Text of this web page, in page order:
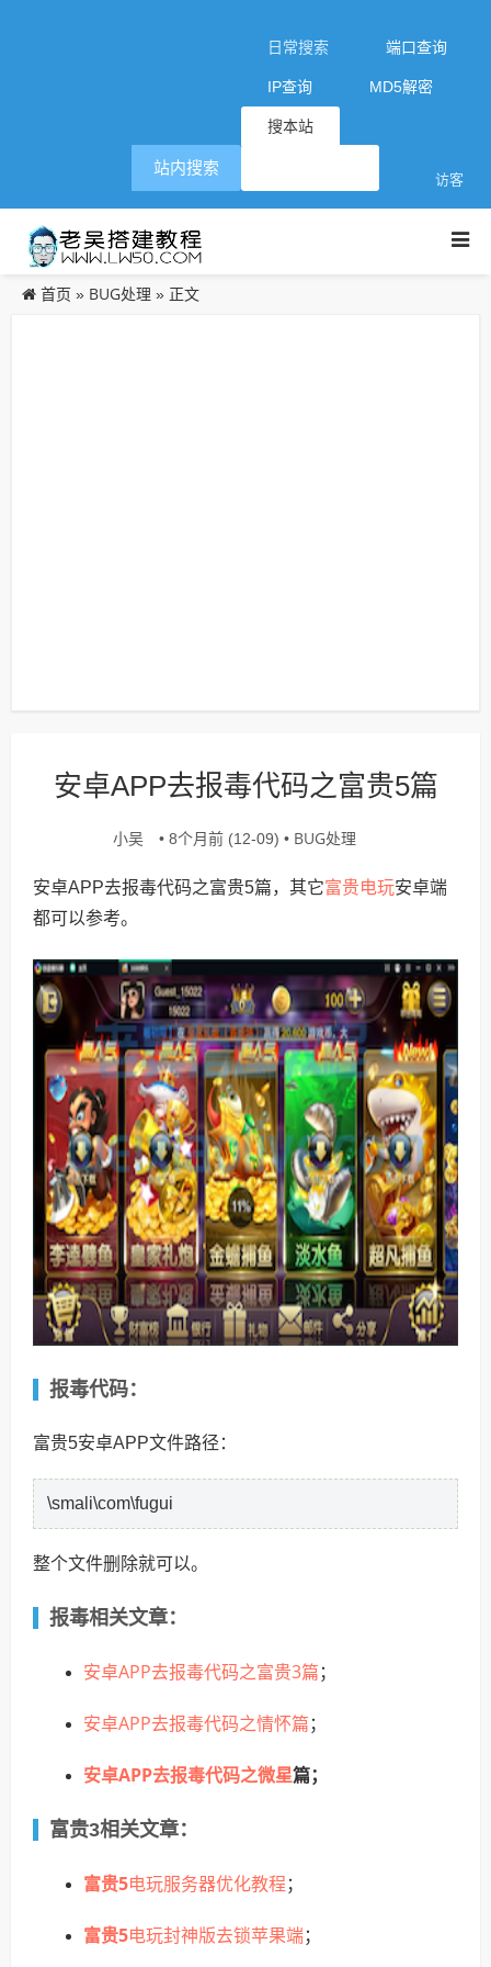
日常搜索 端口查询
IP查询 MD5解密
搜本站
访客
站内搜索
首页 » BUG处理 » 正文
安卓APP去报毒代码之富贵5篇
小吴 • 8个月前 (12-09) • BUG处理
安卓APP去报毒代码之富贵5篇，其它富贵电玩安卓端
都可以参考。
报毒代码：
富贵5安卓APP文件路径：
\smali\com\fugui
整个文件删除就可以。
报毒相关文章：
安卓APP去报毒代码之富贵3篇 ；
安卓APP去报毒代码之情怀篇 ；
安卓APP去报毒代码之微星篇；
富贵3相关文章：
富贵5电玩服务器优化教程 ；
富贵5电玩封神版去锁苹果端；